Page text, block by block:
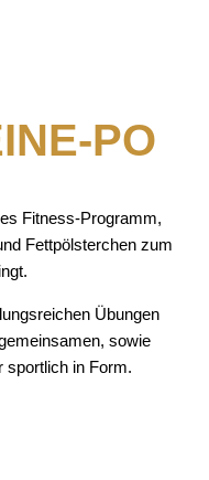
PO
Fitness-Programm,
Fettpölsterchen zum
Übungen
sowie
sportlich in Form.